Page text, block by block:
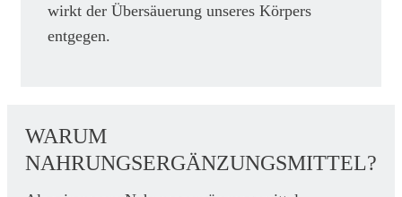
wirkt der Übersäuerung unseres Körpers
entgegen.
WARUM
NAHRUNGSERGÄNZUNGSMITTEL?